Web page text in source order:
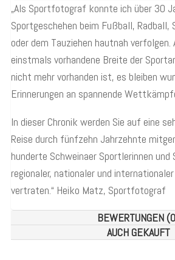
„Als Sportfotograf konnte ich über 30
Sportgeschehen beim Fußball, Radball,
oder dem Tauziehen hautnah verfolgen.
einstmals vorhandene Breite der
nicht mehr vorhanden ist, es bleiben
Erinnerungen an spannende
In dieser Chronik werden Sie auf eine
Reise durch fünfzehn Jahrzehnte
hunderte Schweinaer Sportlerinnen
regionaler, nationaler und
vertraten.“ Heiko Matz, Sportfotograf
BEWERTUNGEN
AUCH GEKAUFT